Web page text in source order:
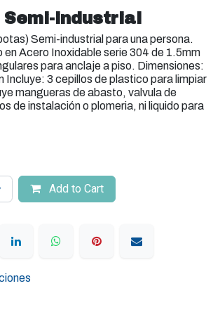
Semi-industrial
Semi-industrial para una persona.
Acero Inoxidable serie 304 de 1.5mm
para anclaje a piso. Dimensiones:
Incluye: 3 cepillos de plastico para limpiar
mangueras de abasto, valvula de
de instalación o plomeria, ni liquido para
Add to Cart